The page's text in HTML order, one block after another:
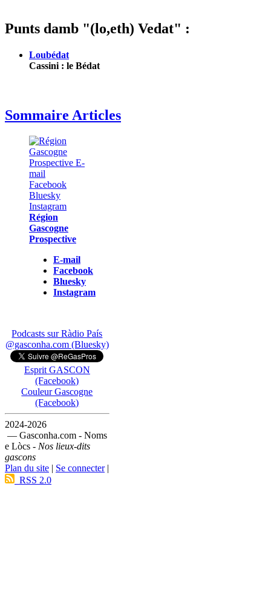
Punts damb "(lo,eth) Vedat" :
Loubédat
Cassini : le Bédat
Sommaire Articles
Région
Gascogne
Prospective
E-mail
Facebook
Bluesky
Instagram
Podcasts sur Ràdio País
@gasconha.com (Bluesky)
Esprit GASCON
(Facebook)
Couleur Gascogne
(Facebook)
2024-2026
— Gasconha.com - Noms
e Lòcs - Nos lieux-dits
gascons
Plan du site | Se connecter|
RSS 2.0